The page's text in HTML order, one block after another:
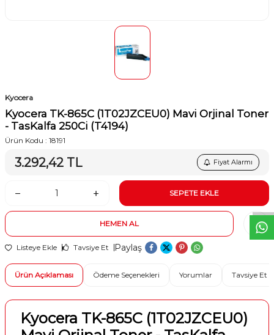
W
h
t
s
a
p
p
D
e
s
e
H
a
t
t
Kyocera
Kyocera TK-865C (1T02JZCEU0) Mavi Orjinal Toner
- TasKalfa 250Ci (T4194)
Ürün Kodu : 18191
3.292,42 TL Fiyat Alarmı
SEPETE EKLE
HEMEN AL
Listeye Ekle Tavsiye Et Paylaş
Ürün Açıklaması Ödeme Seçenekleri Yorumlar Tavsiye Et
Kyocera TK-865C (1T02JZCEU0)